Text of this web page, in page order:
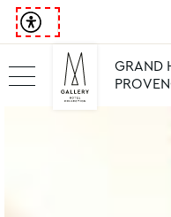
GRAND